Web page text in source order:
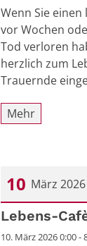
Wenn Sie
vor Wochen
Tod verloren
herzlich zum
Trauernde
Mehr
10 März 2026
Datum: 10.
Lebens-
10. März 2026 0:00 -